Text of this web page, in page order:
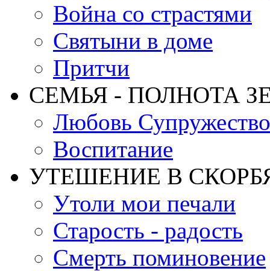
Война со страстями
Святыни в доме
Притчи
СЕМЬЯ - ПОЛНОТА
Любовь Супружество
Воспитание
УТЕШЕНИЕ В
Утоли мои печали
Старость - радость
Смерть поминовение